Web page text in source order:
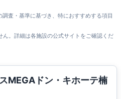
査・基準に基づき、特におすすめする項目
。詳細は各施設の公式サイトをご確認くだ
MEGAドン・キホーテ楠